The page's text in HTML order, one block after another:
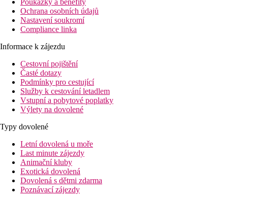
Poukázky a benefity
Ochrana osobních údajů
Nastavení soukromí
Compliance linka
Informace k zájezdu
Cestovní pojištění
Časté dotazy
Podmínky pro cestující
Služby k cestování letadlem
Vstupní a pobytové poplatky
Výlety na dovolené
Typy dovolené
Letní dovolená u moře
Last minute zájezdy
Animační kluby
Exotická dovolená
Dovolená s dětmi zdarma
Poznávací zájezdy